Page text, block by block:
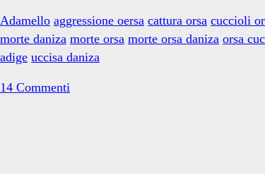
uccisa
Adamello aggressione oersa cattura orsa cuccioli
morte daniza morte orsa morte orsa daniza orsa
adige uccisa daniza
14 Commenti